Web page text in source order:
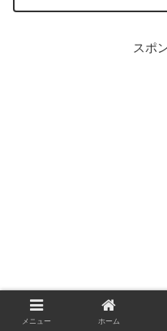
スポ
メニュー ホーム